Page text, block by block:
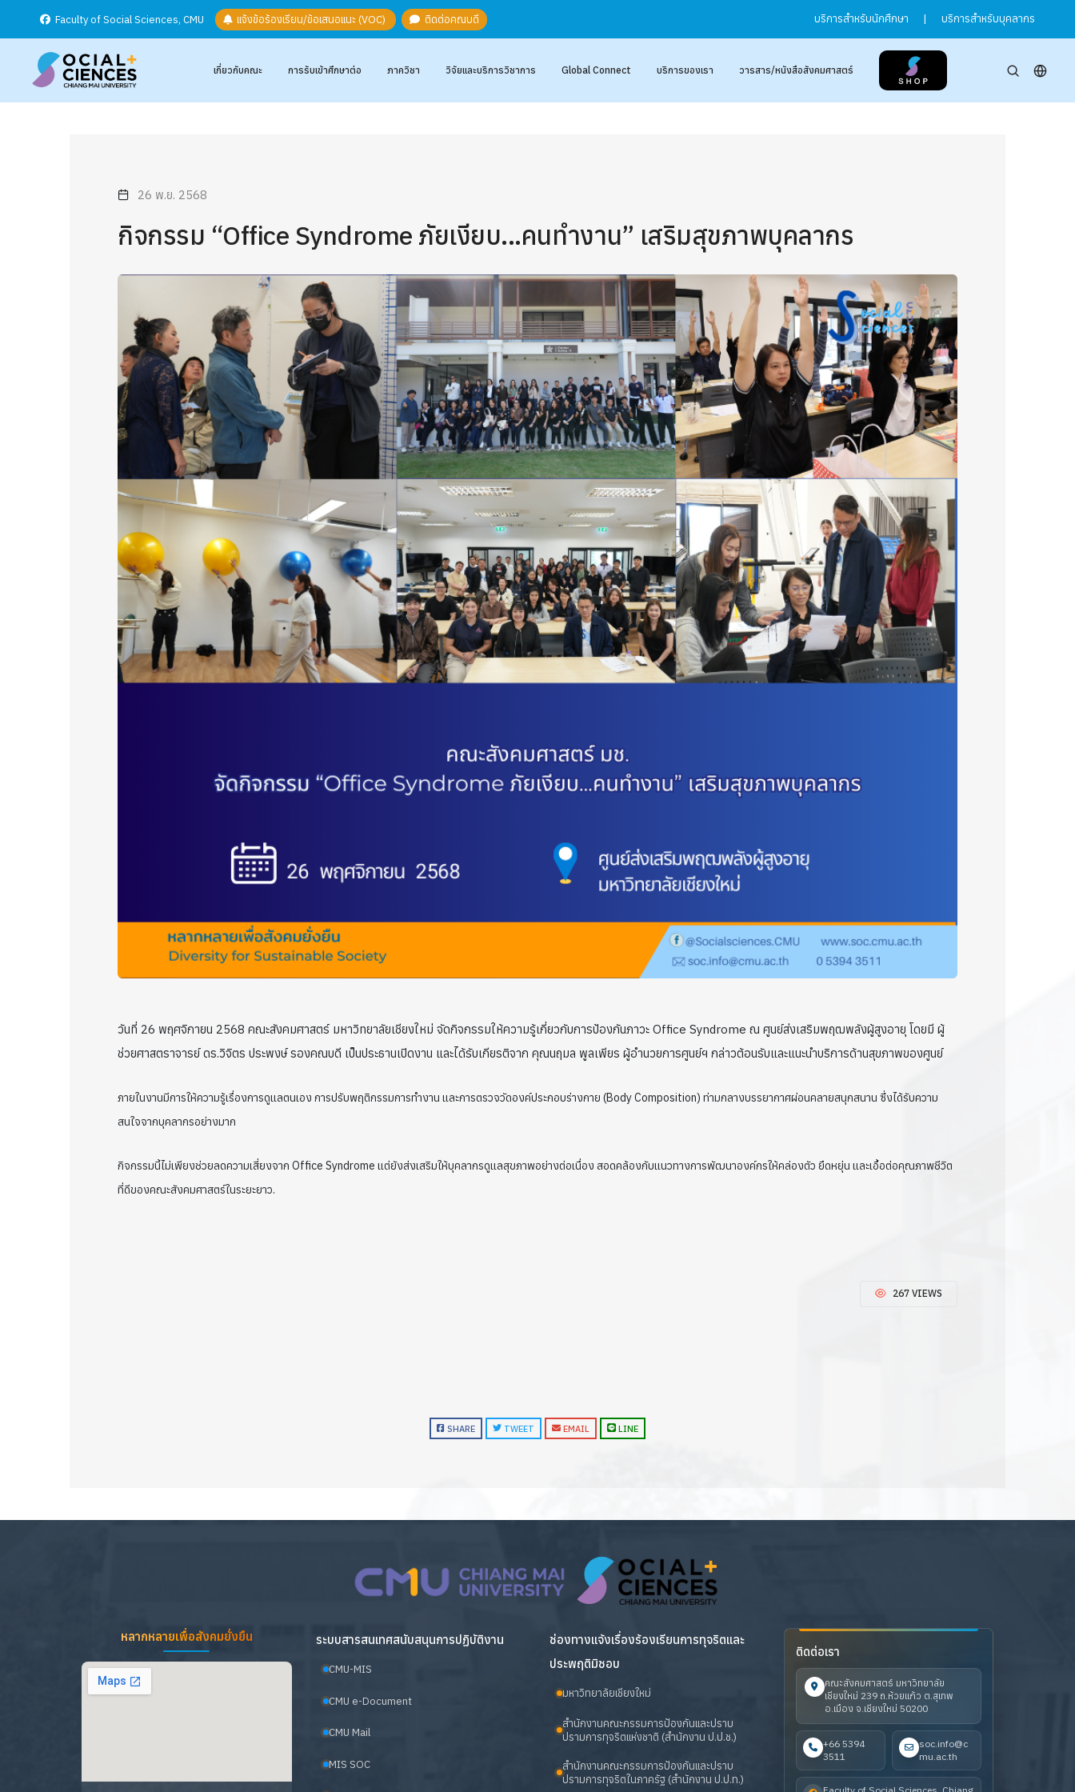
Faculty of Social Sciences, CMU แจ้งข้อร้องเรียน/ข้อเสนอแนะ (VOC) ติดต่อคณบดี บริการสำหรับนักศึกษา | บริการสำหรับบุคลากร
เกี่ยวกับคณะ การรับเข้าศึกษาต่อ ภาควิชา วิจัยและบริการวิชาการ Global Connect บริการของเรา วารสาร/หนังสือสังคมศาสตร์
26 พ.ย. 2568
กิจกรรม “Office Syndrome ภัยเงียบ...คนทำงาน” เสริมสุขภาพบุคลากร
วันที่ 26 พฤศจิกายน 2568 คณะสังคมศาสตร์ มหาวิทยาลัยเชียงใหม่ จัดกิจกรรมให้ความรู้เกี่ยวกับการป้องกันภาวะ Office Syndrome ณ ศูนย์ส่งเสริมพฤฒพลังผู้สูงอายุ โดยมี ผู้
ช่วยศาสตราจารย์ ดร.วิจิตร ประพงษ์ รองคณบดี เป็นประธานเปิดงาน และได้รับเกียรติจาก คุณนฤมล พูลเพียร ผู้อำนวยการศูนย์ฯ กล่าวต้อนรับและแนะนำบริการด้านสุขภาพของศูนย์
ภายในงานมีการให้ความรู้เรื่องการดูแลตนเอง การปรับพฤติกรรมการทำงาน และการตรวจวัดองค์ประกอบร่างกาย (Body Composition) ท่ามกลางบรรยากาศผ่อนคลายสนุกสนาน ซึ่งได้รับความ
สนใจจากบุคลากรอย่างมาก
กิจกรรมนี้ไม่เพียงช่วยลดความเสี่ยงจาก Office Syndrome แต่ยังส่งเสริมให้บุคลากรดูแลสุขภาพอย่างต่อเนื่อง สอดคล้องกับแนวทางการพัฒนาองค์กรให้คล่องตัว ยืดหยุ่น และเอื้อต่อคุณภาพชีวิต
ที่ดีของคณะสังคมศาสตร์ในระยะยาว.
267 VIEWS
SHARE TWEET EMAIL LINE
หลากหลายเพื่อสังคมยั่งยืน ระบบสารสนเทศสนับสนุนการปฏิบัติงาน
CMU-MIS
CMU e-Document
CMU Mail
MIS SOC
ช่องทางแจ้งเรื่องร้องเรียนการทุจริตและ
ประพฤติมิชอบ
มหาวิทยาลัยเชียงใหม่
สำนักงานคณะกรรมการป้องกันและปราบ
ปรามการทุจริตแห่งชาติ (สำนักงาน ป.ป.ช.)
สำนักงานคณะกรรมการป้องกันและปราบ
ปรามการทุจริตในภาครัฐ (สำนักงาน ป.ป.ท.)
ติดต่อเรา
คณะสังคมศาสตร์ มหาวิทยาลัย
เชียงใหม่ 239 ถ.ห้วยแก้ว ต.สุเทพ
อ.เมือง จ.เชียงใหม่ 50200
+66 5394
3511
soc.info@c
mu.ac.th